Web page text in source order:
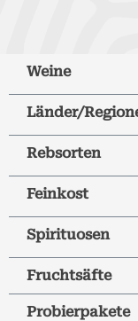
Weine
Länder/
Rebsorten
Feinkost
Spirituosen
Fruchtsäfte
Probierpakete